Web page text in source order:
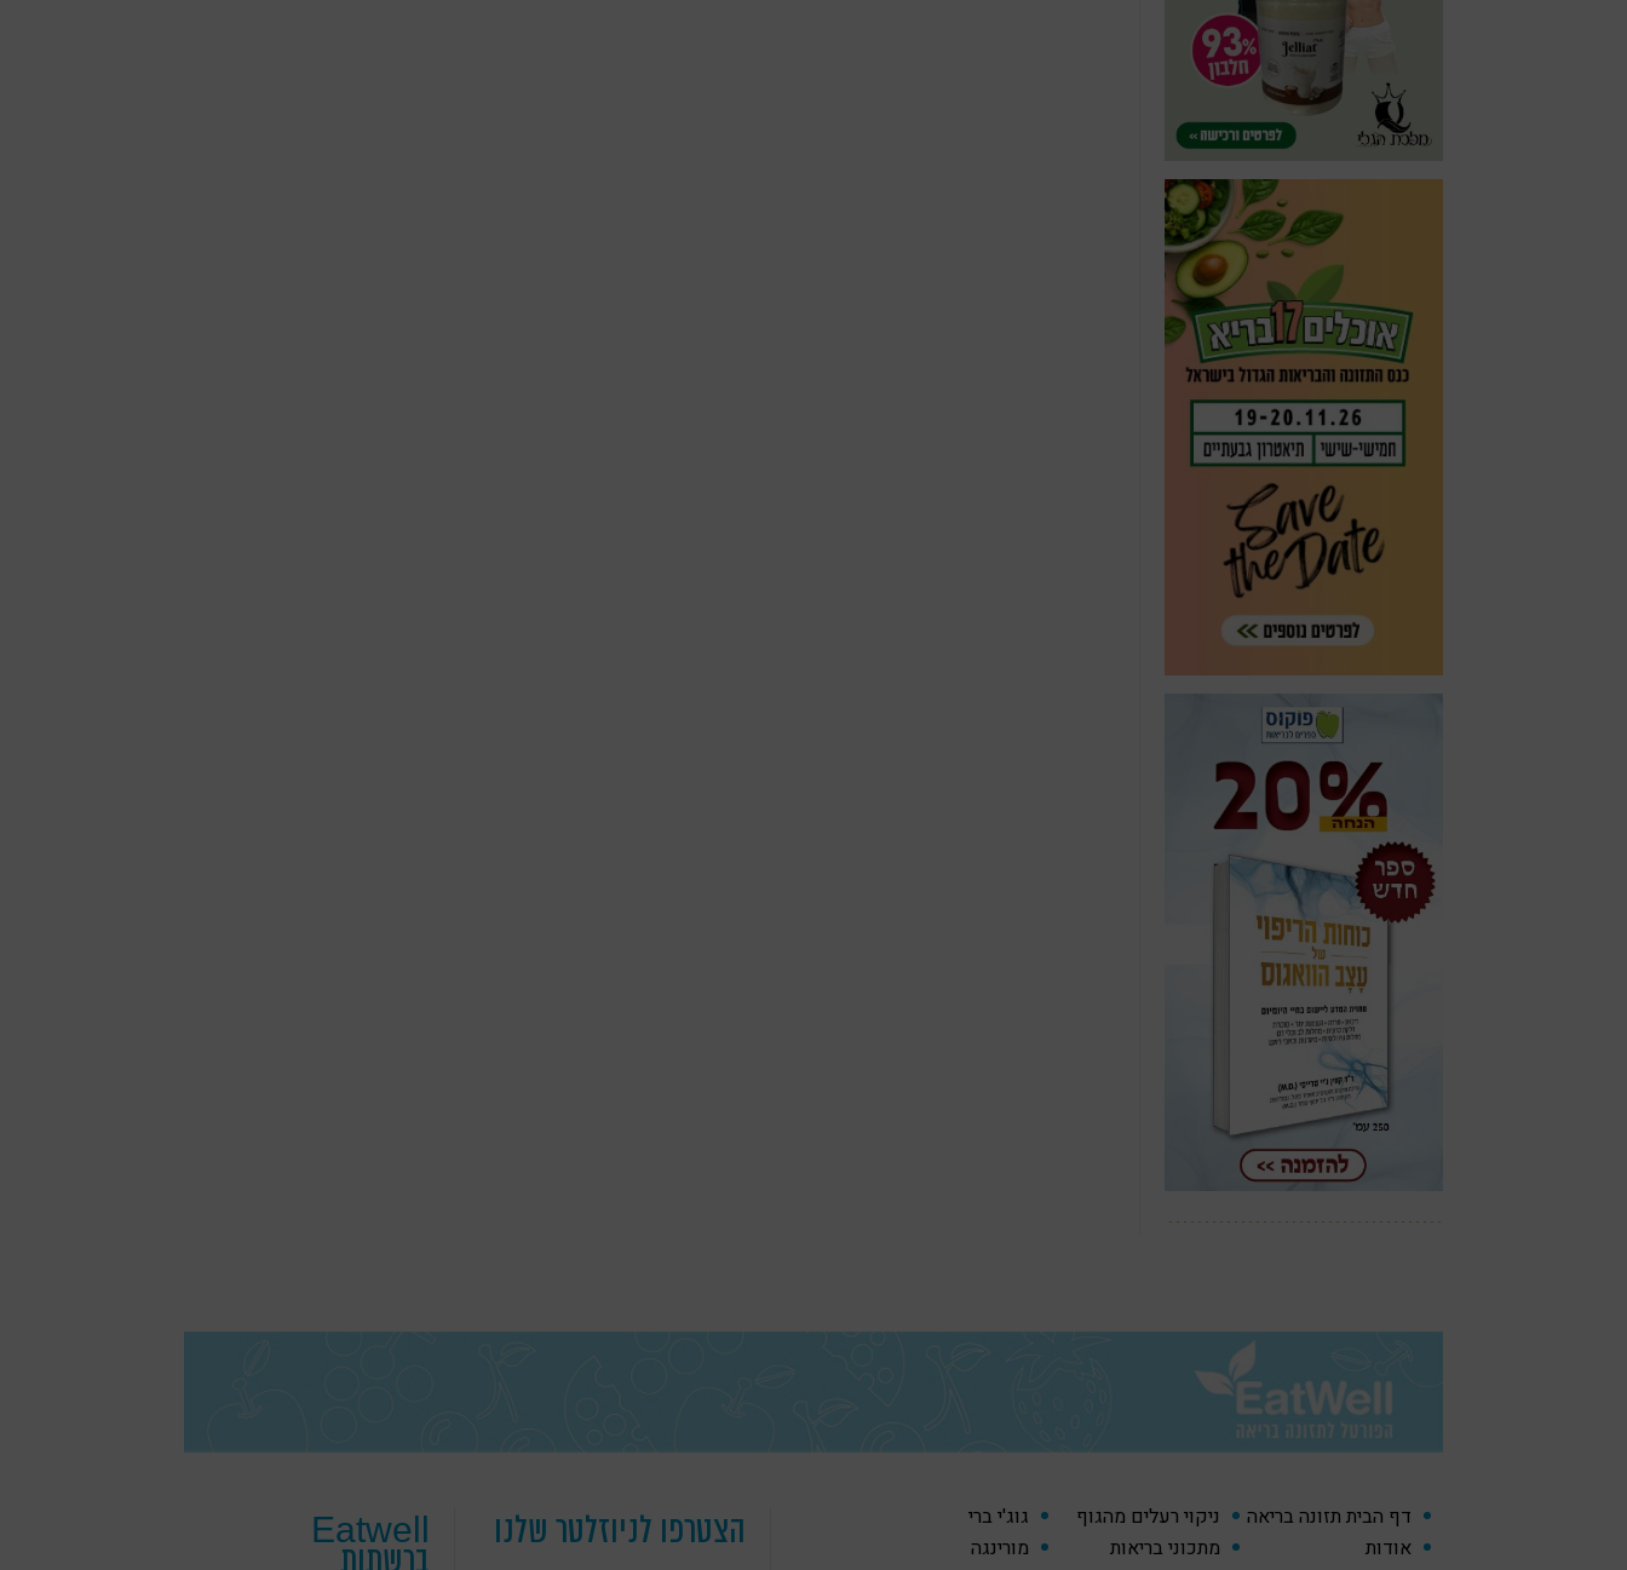
דף הבית תזונה בריאה ניקוי רעלים מהגוף
גוג'י ברי
אודות
מתכוני בריאות
מורינגה
הצטרפו לניוזלטר שלנו Eatwell
ברשתות